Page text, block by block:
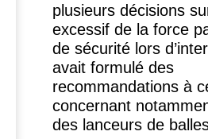
plusieurs décisions
excessif de la force
de sécurité lors
avait formulé des
recommandations à
concernant
des lanceurs de